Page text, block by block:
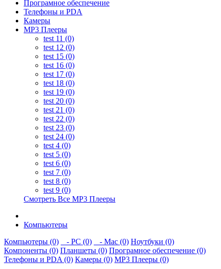
Програмное обеспечение
Телефоны и PDA
Камеры
MP3 Плееры
test 11 (0)
test 12 (0)
test 15 (0)
test 16 (0)
test 17 (0)
test 18 (0)
test 19 (0)
test 20 (0)
test 21 (0)
test 22 (0)
test 23 (0)
test 24 (0)
test 4 (0)
test 5 (0)
test 6 (0)
test 7 (0)
test 8 (0)
test 9 (0)
Смотреть Все MP3 Плееры
Компьютеры
Компьютеры (0)
- PC (0) - Mac (0) Ноутбуки (0)
Компоненты (0) Планшеты (0) Програмное обеспечение (0)
Телефоны и PDA (0) Камеры (0) MP3 Плееры (0)